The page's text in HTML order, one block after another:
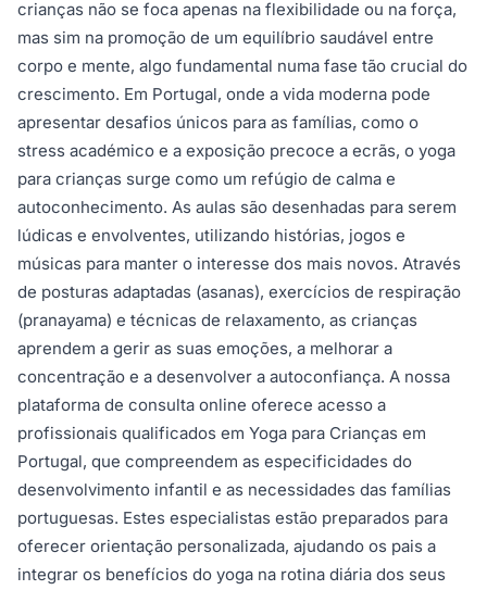
crianças não se foca apenas na flexibilidade ou na força,
mas sim na promoção de um equilíbrio saudável entre
corpo e mente, algo fundamental numa fase tão crucial do
crescimento. Em Portugal, onde a vida moderna pode
apresentar desafios únicos para as famílias, como o
stress académico e a exposição precoce a ecrãs, o yoga
para crianças surge como um refúgio de calma e
autoconhecimento. As aulas são desenhadas para serem
lúdicas e envolventes, utilizando histórias, jogos e
músicas para manter o interesse dos mais novos. Através
de posturas adaptadas (asanas), exercícios de respiração
(pranayama) e técnicas de relaxamento, as crianças
aprendem a gerir as suas emoções, a melhorar a
concentração e a desenvolver a autoconfiança. A nossa
plataforma de consulta online oferece acesso a
profissionais qualificados em Yoga para Crianças em
Portugal, que compreendem as especificidades do
desenvolvimento infantil e as necessidades das famílias
portuguesas. Estes especialistas estão preparados para
oferecer orientação personalizada, ajudando os pais a
integrar os benefícios do yoga na rotina diária dos seus